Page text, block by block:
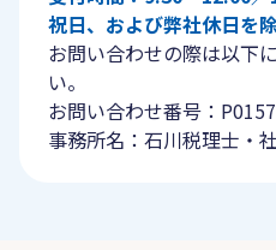
祝日、および弊社休日を除
お問い合わせの際は以下
い。
お問い合わせ番号：
事務所名：石川税理士・